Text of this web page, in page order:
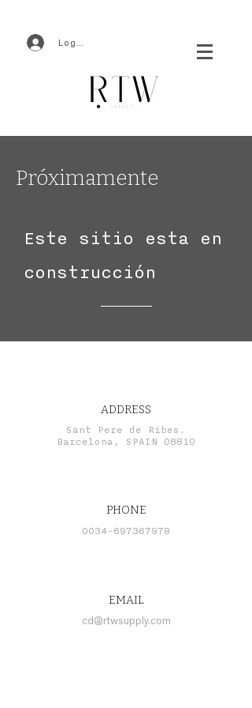
Log In
Próximamente
Este sitio esta en
construcción
ADDRESS
Sant Pere de Ribes.
Barcelona, SPAIN 08810
PHONE
0034-697367978
EMAIL
cd@rtwsupply.com